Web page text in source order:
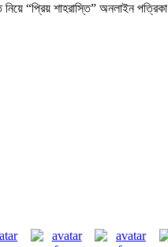
“প্রিয় শাহরাস্তি” অনলাইন পত্রিকা